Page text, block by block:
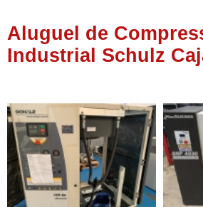
Aluguel de
Industrial Schulz